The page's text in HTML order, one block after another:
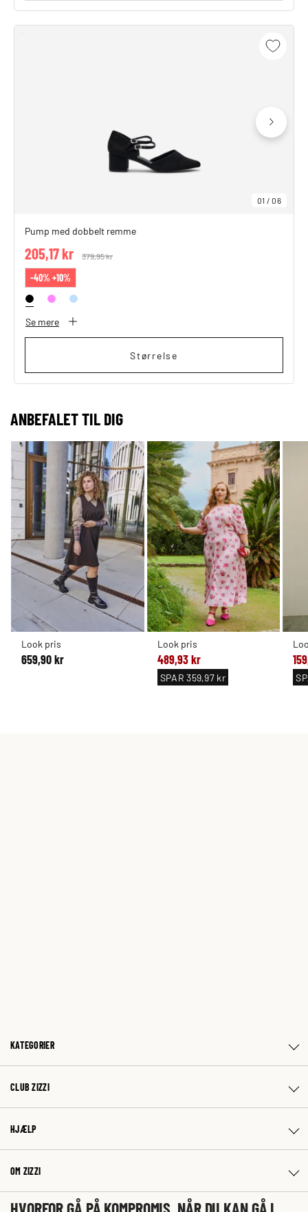
01 /06
Pump med dobbelt remme
Price reduced from
379,95 kr
205,17 kr
-40% +10%
Se mere
Størrelse
ANBEFALET TIL DIG
Look pris
659,90 kr
Look pris
489,93 kr
SPAR 359,97 kr
KATEGORIER
CLUB ZIZZI
HJÆLP
OM ZIZZI